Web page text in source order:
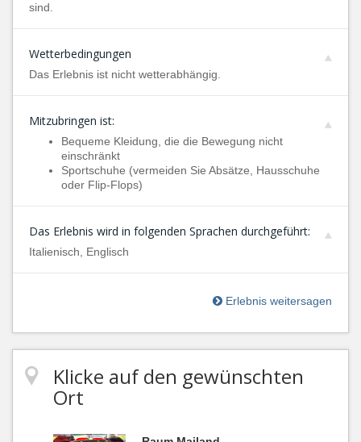
sind.
Wetterbedingungen
Das Erlebnis ist nicht wetterabhängig.
Mitzubringen ist:
Bequeme Kleidung, die die Bewegung nicht
einschränkt
Sportschuhe (vermeiden Sie Absätze, Hausschuhe
oder Flip-Flops)
Das Erlebnis wird in folgenden Sprachen durchgeführt:
Italienisch, Englisch
Erlebnis weitersagen
Klicke auf den gewünschten
Ort